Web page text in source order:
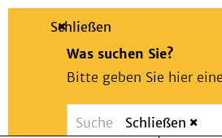
Suche
Schließen
Was suchen Sie?
Bitte geben Sie hier
Notfall
Schließen